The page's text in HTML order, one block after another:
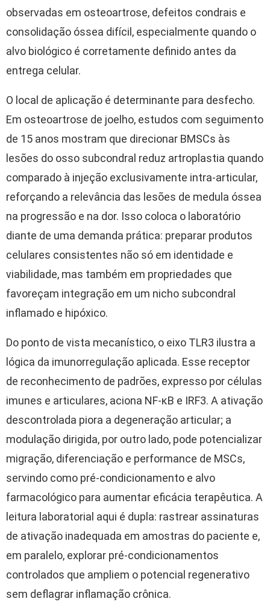
observadas em osteoartrose, defeitos condrais e
consolidação óssea difícil, especialmente quando o
alvo biológico é corretamente definido antes da
entrega celular.
O local de aplicação é determinante para desfecho.
Em osteoartrose de joelho, estudos com seguimento
de 15 anos mostram que direcionar BMSCs às
lesões do osso subcondral reduz artroplastia quando
comparado à injeção exclusivamente intra-articular,
reforçando a relevância das lesões de medula óssea
na progressão e na dor. Isso coloca o laboratório
diante de uma demanda prática: preparar produtos
celulares consistentes não só em identidade e
viabilidade, mas também em propriedades que
favoreçam integração em um nicho subcondral
inflamado e hipóxico.
Do ponto de vista mecanístico, o eixo TLR3 ilustra a
lógica da imunorregulação aplicada. Esse receptor
de reconhecimento de padrões, expresso por células
imunes e articulares, aciona NF-κB e IRF3. A ativação
descontrolada piora a degeneração articular; a
modulação dirigida, por outro lado, pode potencializar
migração, diferenciação e performance de MSCs,
servindo como pré-condicionamento e alvo
farmacológico para aumentar eficácia terapêutica. A
leitura laboratorial aqui é dupla: rastrear assinaturas
de ativação inadequada em amostras do paciente e,
em paralelo, explorar pré-condicionamentos
controlados que ampliem o potencial regenerativo
sem deflagrar inflamação crônica.